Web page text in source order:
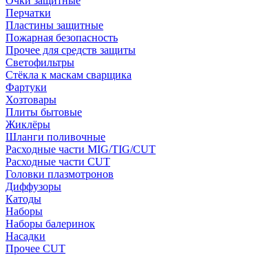
Перчатки
Пластины защитные
Пожарная безопасность
Прочее для средств защиты
Светофильтры
Стёкла к маскам сварщика
Фартуки
Хозтовары
Плиты бытовые
Жиклёры
Шланги поливочные
Расходные части MIG/TIG/CUT
Расходные части CUT
Головки плазмотронов
Диффузоры
Катоды
Наборы
Наборы балеринок
Насадки
Прочее CUT